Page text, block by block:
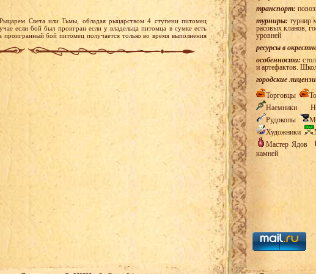
Света или Тьмы, обладая рыцарством 4 ступени питомец
если бой был проигран если у владельца питомца в сумке есть
бой питомец получается только во время выполнения
транспорт:
турниры: турнир
расовых кланов,
уровней
ресурсы в
особенности:
и артефактов.
городские
Торговцы
Наемники
Рудокопы
Художники
Мастер Ядов
камней